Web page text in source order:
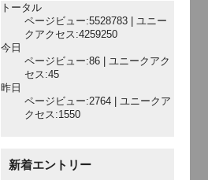
トータル
ページビュー:5528783 | ユニー
クアクセス:4259250
今日
ページビュー:86 | ユニークアク
セス:45
昨日
ページビュー:2764 | ユニークア
クセス:1550
新着エントリー